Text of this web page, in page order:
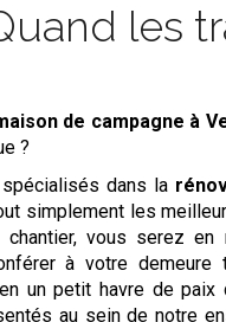
les
de campagne à
?
spécialisés dans la
simplement les
chantier, vous serez en
à votre demeure
un petit havre de
au sein de notre